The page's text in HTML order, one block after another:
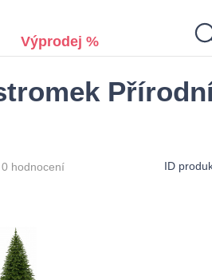
Výprodej %
Nákupní
0 hodnocení ID